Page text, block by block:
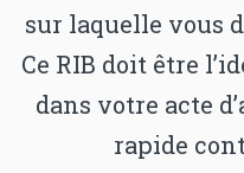
sur laquelle vous
Ce RIB doit être
dans votre acte
rapide